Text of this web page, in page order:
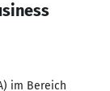
im Bereich